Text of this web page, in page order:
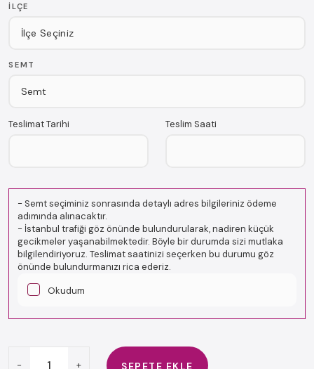
İLÇE
SEMT
Teslimat Tarihi Teslim Saati
- Semt seçiminiz sonrasında detaylı adres bilgileriniz ödeme
adımında alınacaktır.
- İstanbul trafiği göz önünde bulundurularak, nadiren küçük
gecikmeler yaşanabilmektedir. Böyle bir durumda sizi mutlaka
bilgilendiriyoruz. Teslimat saatinizi seçerken bu durumu göz
önünde bulundurmanızı rica ederiz.
Okudum
- + SEPETE EKLE